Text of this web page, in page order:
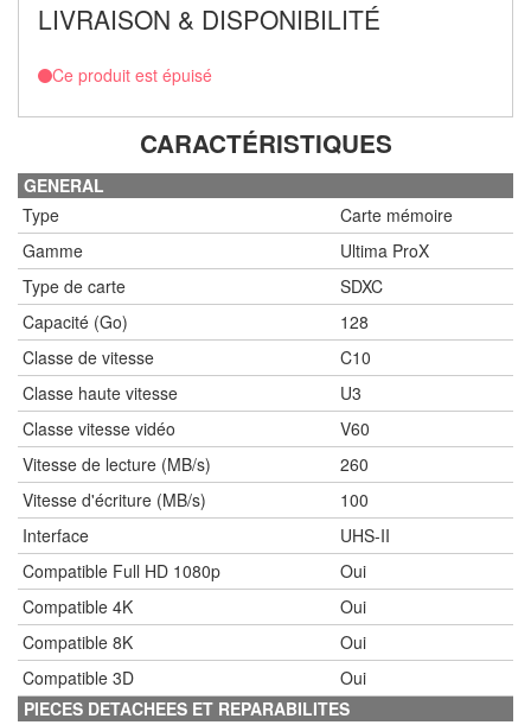
LIVRAISON & DISPONIBILITÉ
Ce produit est épuisé
CARACTÉRISTIQUES
GENERAL
Type
Carte mémoire
Gamme
Ultima ProX
Type de carte
SDXC
Capacité (Go)
128
Classe de vitesse
C10
Classe haute vitesse
U3
Classe vitesse vidéo
V60
Vitesse de lecture (MB/s)
260
Vitesse d'écriture (MB/s)
100
Interface
UHS-II
Compatible Full HD 1080p
Oui
Compatible 4K
Oui
Compatible 8K
Oui
Compatible 3D
Oui
PIECES DETACHEES ET REPARABILITES